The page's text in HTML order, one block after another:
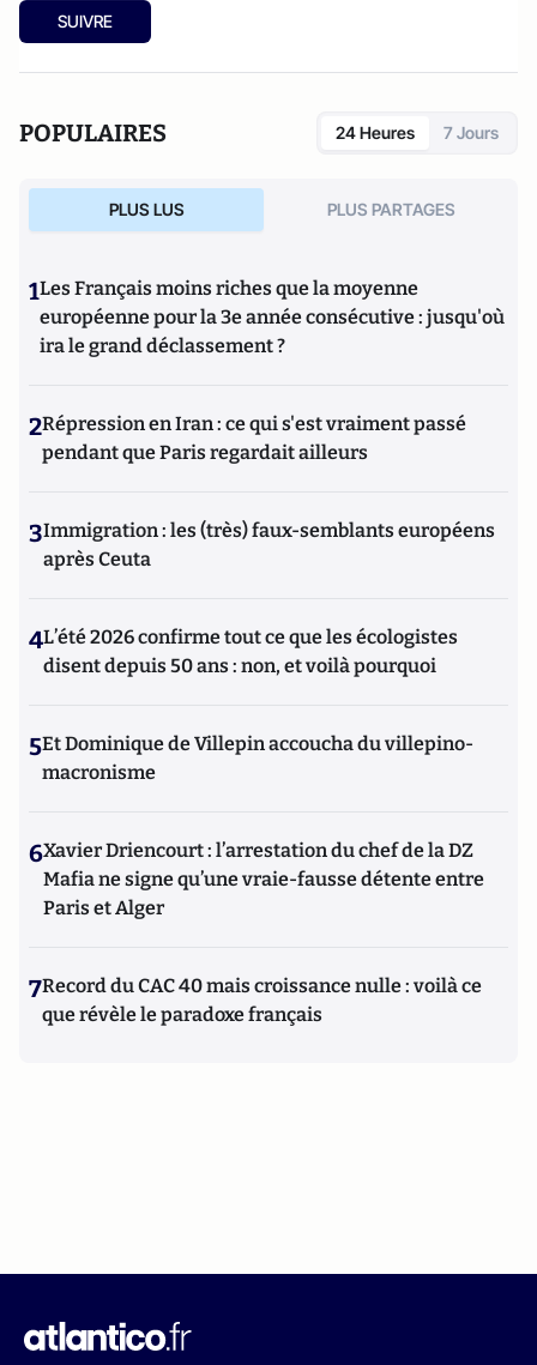
et nommée membre du Warwick Institute for Global
Sustainability Development (IGSD), où elle s'efforce
le biais de l'intelligence artificielle responsable.
SUIVRE
POPULAIRES 24 Heures 7 Jours
PLUS LUS PLUS PARTAGES
1Les Français moins riches que la moyenne
européenne pour la 3e année consécutive : jusqu'où
ira le grand déclassement ?
2Répression en Iran : ce qui s'est vraiment passé
pendant que Paris regardait ailleurs
3Immigration : les (très) faux-semblants européens
après Ceuta
4L’été 2026 confirme tout ce que les écologistes
disent depuis 50 ans : non, et voilà pourquoi
5Et Dominique de Villepin accoucha du villepino-
macronisme
6Xavier Driencourt : l’arrestation du chef de la DZ
Mafia ne signe qu’une vraie-fausse détente entre
Paris et Alger
7Record du CAC 40 mais croissance nulle : voilà ce
que révèle le paradoxe français